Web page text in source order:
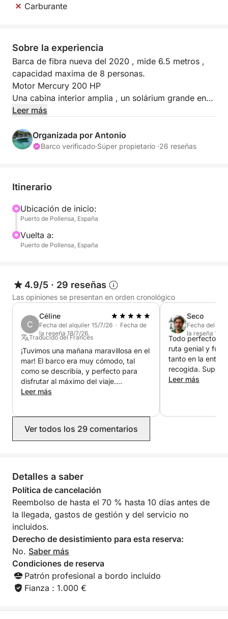
Carburante
Sobre la experiencia
Barca de fibra nueva del 2020 , mide 6.5 metros ,
capacidad maxima de 8 personas.
Motor Mercury 200 HP
Una cabina interior amplia , un solárium grande en
proa , gran toldo inox. y música.
A bordo de este barco podrás navegar hacia el
norte de la isla y descubrir maravillosos paisajes y
descansar.
o familia.
Leer más
Organizada por Antonio
Barco verificado·Súper propietario ·26 reseñas
Itinerario
Ubicación de inicio:
Puerto de Pollensa, España
Vuelta a:
Puerto de Pollensa, España
4.9/5 · 29 reseñas
Las opiniones se presentan en orden cronológico
C
Céline
Fecha del alquiler 15/7/26 · Fecha de
la reseña 18/7/26
Traducido del Francés
¡Tuvimos una mañana maravillosa en el
mar! El barco era muy cómodo, tal
como se describía, y perfecto para
disfrutar al máximo del viaje.
Muchísimas gracias a nuestro capitán,
dándonos tiempo suficiente para
disfrutar de cada parada, nadar y
¡Gracias de nuevo por este tiempo
fantástico!
Leer más
Seco
Fecha del
la reseña 15/
Todo perfecto.
ruta genial y
tanto en la
recogida. Super
Leer más
Ver todos los 29 comentarios
Detalles a saber
Política de cancelación
Reembolso de hasta el 70 % hasta 10 días antes de
la llegada, gastos de gestión y del servicio no
incluidos.
Derecho de desistimiento para esta reserva:
No. Saber más
Condiciones de reserva
Patrón profesional a bordo incluido
Fianza : 1.000 €